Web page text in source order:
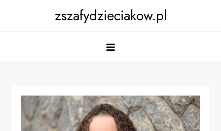
zszafydzieciakow.pl